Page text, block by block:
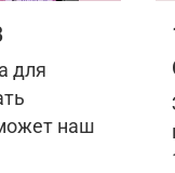
для
наш